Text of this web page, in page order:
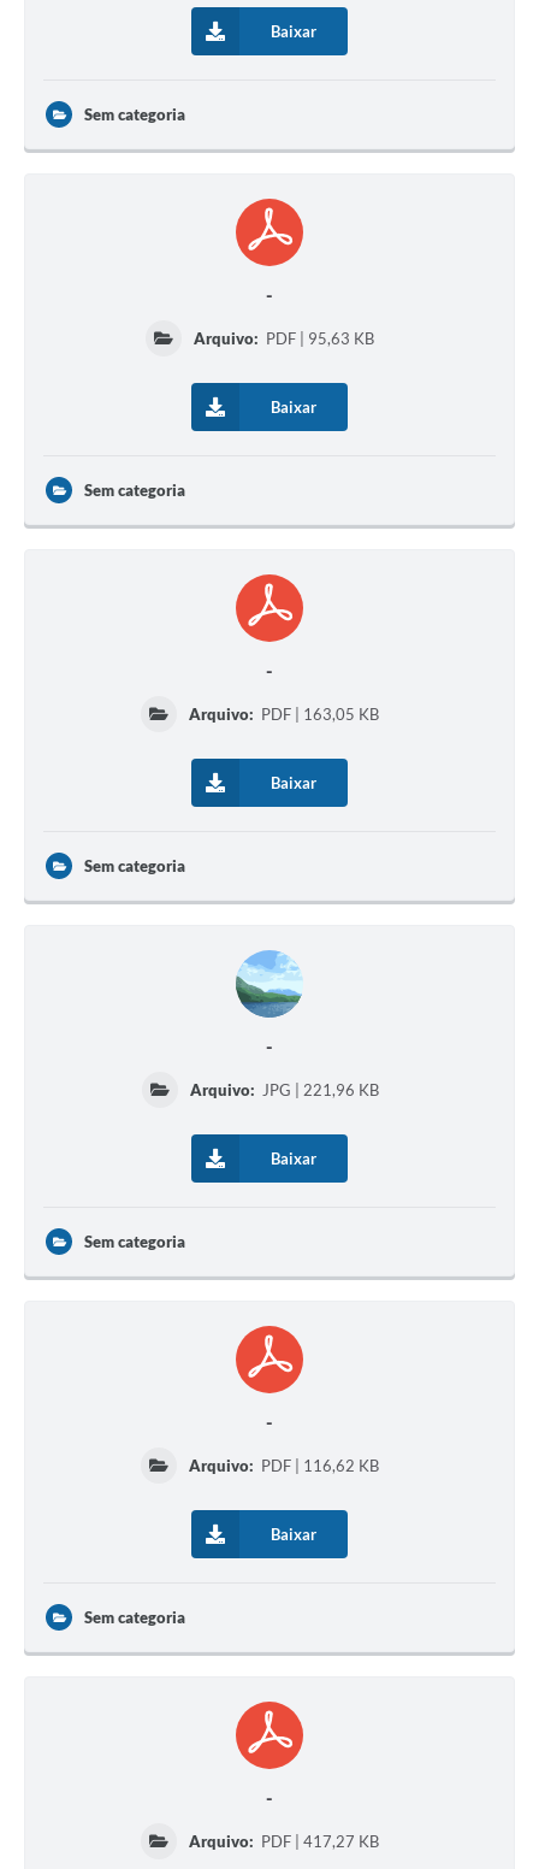
Baixar
Sem categoria
-
Arquivo: PDF | 95,63 KB
Baixar
Sem categoria
-
Arquivo: PDF | 163,05 KB
Baixar
Sem categoria
-
Arquivo: JPG | 221,96 KB
Baixar
Sem categoria
-
Arquivo: PDF | 116,62 KB
Baixar
Sem categoria
-
Arquivo: PDF | 417,27 KB